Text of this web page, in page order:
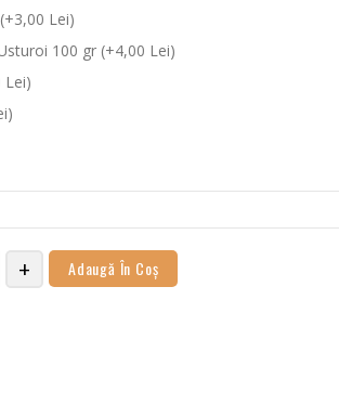
Lei)
100 gr (+4,00 Lei)
Lei)
+ Adaugă În Coş